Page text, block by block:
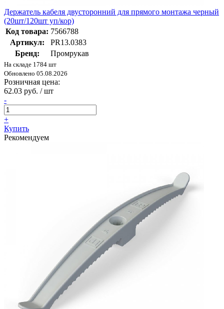
Держатель кабеля двусторонний для прямого монтажа черный
(20шт/120шт уп/кор)
Код товара: 7566788
Артикул:
PR13.0383
Бренд:
Промрукав
На складе 1784 шт
Обновлено 05.08.2026
Розничная цена:
62.03 руб. / шт
-
+
Купить
Рекомендуем